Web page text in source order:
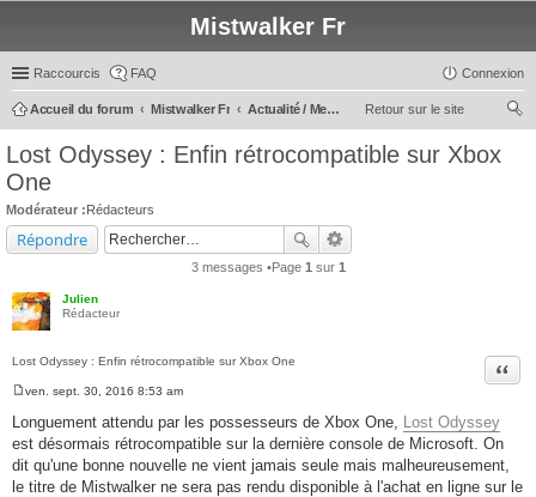
Mistwalker Fr
Raccourcis FAQ Connexion
Retour sur le site
Accueil du forum Mistwalker Fr
Actualité / Message du Staff
Lost Odyssey : Enfin rétrocompatible sur Xbox
One
Modérateur :Rédacteurs
Répondre
3 messages •Page 1 sur 1
Julien
Rédacteur
Lost Odyssey : Enfin rétrocompatible sur Xbox One Citer
s
s
a
g
e
ven. sept. 30, 2016 8:53 am
Longuement attendu par les possesseurs de Xbox One, Lost Odyssey
est désormais rétrocompatible sur la dernière console de Microsoft. On
dit qu'une bonne nouvelle ne vient jamais seule mais malheureusement,
le titre de Mistwalker ne sera pas rendu disponible à l'achat en ligne sur le